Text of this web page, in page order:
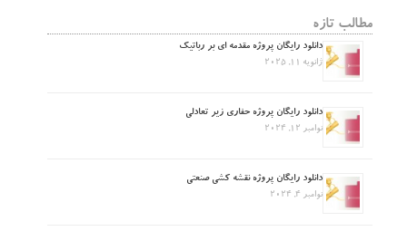
مطالب تازه
دانلود رایگان پروژه مقدمه ای بر رباتیک
ژانویه 11, 2025
دانلود رایگان پروژه حفاری زیر تعادلی
نوامبر 12, 2024
دانلود رایگان پروژه نقشه کشی صنعتی
نوامبر 4, 2024